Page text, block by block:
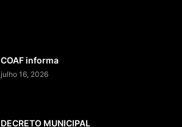
COAF informa
julho 16, 2026
DECRETO MUNICIPAL